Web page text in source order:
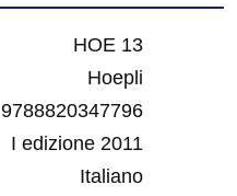
HOE 13
Hoepli
9788820347796
I edizione 2011
Italiano